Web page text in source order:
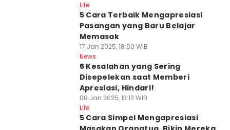
Life
5 Cara Terbaik Mengapresiasi
Pasangan yang Baru Belajar
Memasak
17 Jan 2025, 18:00 WIB
News
5 Kesalahan yang Sering
Disepelekan saat Memberi
Apresiasi, Hindari!
08 Jan 2025, 13:12 WIB
Life
5 Cara Simpel Mengapresiasi